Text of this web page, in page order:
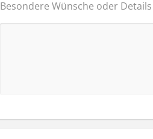
Besondere Wünsche oder